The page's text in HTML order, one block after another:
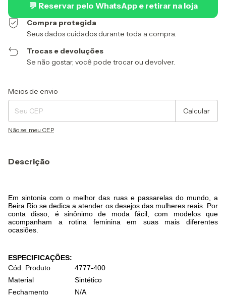
💬 Reservar pelo WhatsApp e retirar na loja
Compra protegida
Seus dados cuidados durante toda a compra.
Trocas e devoluções
Se não gostar, você pode trocar ou devolver.
Entregas para o CEP:
Meios de envio
Calcular
Não sei meu CEP
Descrição
Em sintonia com o melhor das ruas e passarelas do mundo, a
Beira Rio se dedica a atender os desejos das mulheres reais. Por
conta disso, é sinônimo de moda fácil, com modelos que
acompanham a rotina feminina em suas mais diferentes
ocasiões.
ESPECIFICAÇÕES:
Cód. Produto
4777-400
Material
Sintético
Fechamento
N/A